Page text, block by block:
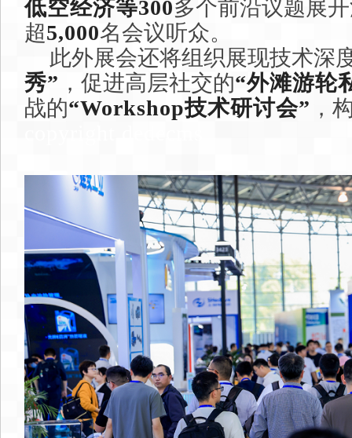
低空经济等300多个前沿议题展
超5,000名会议听众。
此外展会还将组织展现技术深
秀” ，促进高层社交的“外滩游轮
战的“Workshop技术研讨会” ，